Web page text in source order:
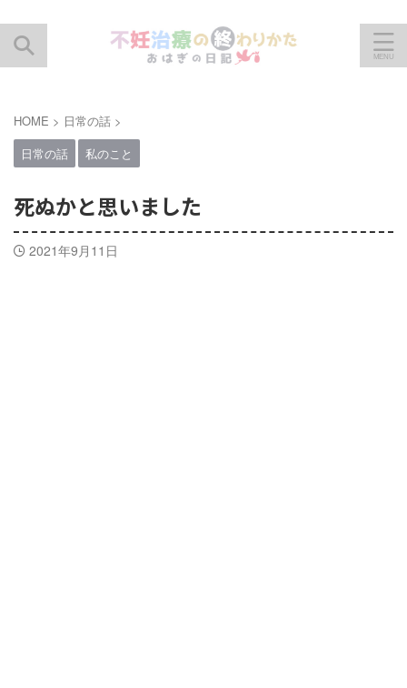
HOME > 日常の話 >
日常の話
私のこと
死ぬかと思いました
2021年9月11日